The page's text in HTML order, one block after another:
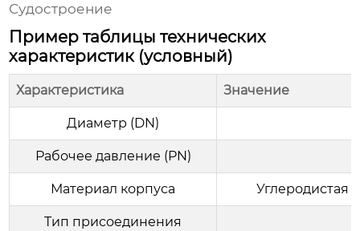
Судостроение
Пример таблицы технических
характеристик (условный)
Характеристика Значение
Диаметр (DN)
Рабочее давление (PN)
Материал корпуса Углеродистая
Тип присоединения